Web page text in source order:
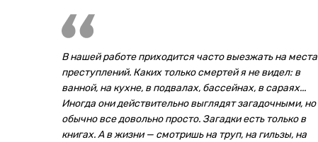
В нашей работе приходится часто выезжать на места
преступлений. Каких только смертей я не видел: в
ванной, на кухне, в подвалах, бассейнах, в сараях...
Иногда они действительно выглядят загадочными, но
обычно все довольно просто. Загадки есть только в
книгах. А в жизни — смотришь на труп, на гильзы, на